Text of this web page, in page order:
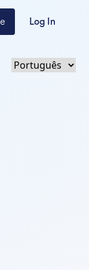
Log In